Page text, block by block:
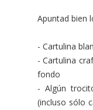
Apuntad bien
- Cartulina
- Cartulina
fondo
- Algún
(incluso sólo